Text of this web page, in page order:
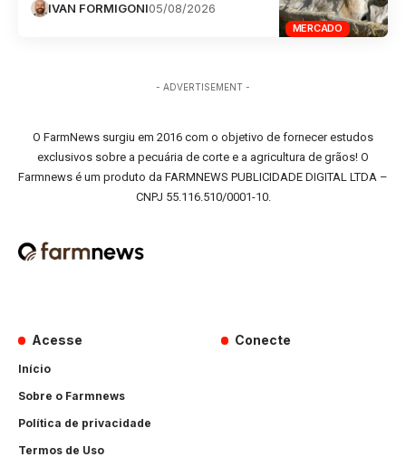
MERCADO
IVAN FORMIGONI05/08/2026
- ADVERTISEMENT -
O FarmNews surgiu em 2016 com o objetivo de fornecer estudos
exclusivos sobre a pecuária de corte e a agricultura de grãos! O
Farmnews é um produto da FARMNEWS PUBLICIDADE DIGITAL LTDA –
CNPJ 55.116.510/0001-10.
Acesse
Início
Sobre o Farmnews
Política de privacidade
Termos de Uso
Conecte